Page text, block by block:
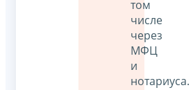
том
числе
через
МФЦ
и
нотариуса.